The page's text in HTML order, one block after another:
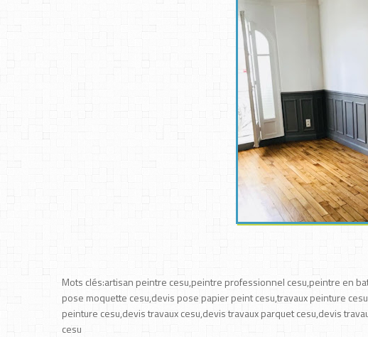
Mots clés:artisan peintre cesu,peintre professionnel cesu,peintre en
pose moquette cesu,devis pose papier peint cesu,travaux peinture
peinture cesu,devis travaux cesu,devis travaux parquet cesu,devis
cesu